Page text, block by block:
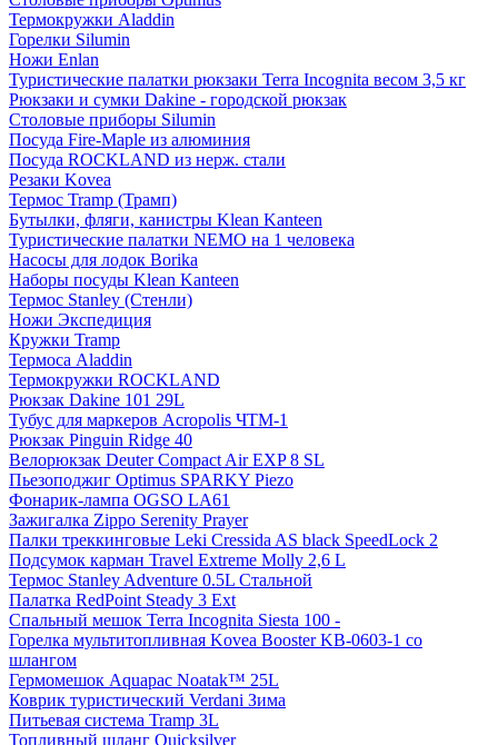
Термокружки Aladdin
Горелки Silumin
Ножи Enlan
Туристические палатки рюкзаки Terra Incognita весом 3,5 кг
Рюкзаки и сумки Dakine - городской рюкзак
Столовые приборы Silumin
Посуда Fire-Maple из алюминия
Посуда ROCKLAND из нерж. стали
Резаки Kovea
Термос Tramp (Трамп)
Бутылки, фляги, канистры Klean Kanteen
Туристические палатки NEMO на 1 человека
Насосы для лодок Borika
Наборы посуды Klean Kanteen
Термос Stanley (Стенли)
Ножи Экспедиция
Кружки Tramp
Термоса Aladdin
Термокружки ROCKLAND
Рюкзак Dakine 101 29L
Тубус для маркеров Acropolis ЧТМ-1
Рюкзак Pinguin Ridge 40
Велорюкзак Deuter Compact Air EXP 8 SL
Пьезоподжиг Optimus SPARKY Piezo
Фонарик-лампа OGSO LA61
Зажигалка Zippo Serenity Prayer
Палки треккинговые Leki Cressida AS black SpeedLock 2
Подсумок карман Travel Extreme Molly 2,6 L
Термос Stanley Adventure 0.5L Стальной
Палатка RedPoint Steady 3 Ext
Спальный мешок Terra Incognita Siesta 100 -
Горелка мультитопливная Kovea Booster KB-0603-1 со
шлангом
Гермомешок Aquapac Noatak™ 25L
Коврик туристический Verdani Зима
Питьевая система Tramp 3L
Топливный шланг Quicksilver